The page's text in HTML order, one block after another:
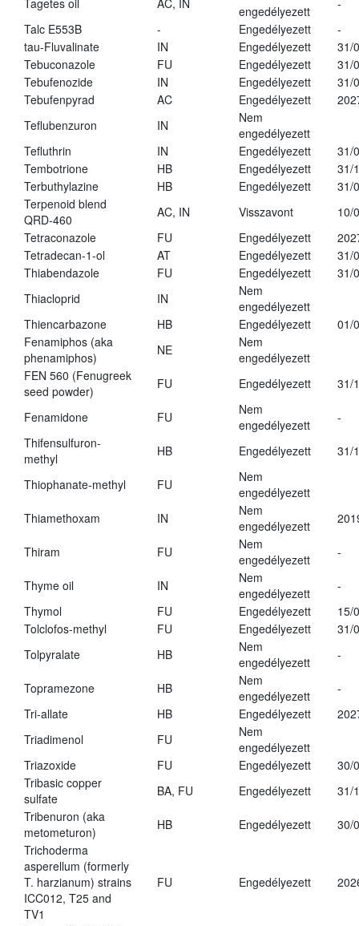
Tagetes oil AC, IN
engedélyezett
-
Talc E553B
- Engedélyezett
-
tau-Fluvalinate
IN Engedélyezett
31/
Tebuconazole
FU Engedélyezett
31/
Tebufenozide
IN Engedélyezett
31/
Tebufenpyrad
AC Engedélyezett
Teflubenzuron
IN
Nem
engedélyezett
Tefluthrin
IN Engedélyezett
31/
Tembotrione
HB Engedélyezett
31/
Terbuthylazine
HB Engedélyezett
31/
Terpenoid blend
QRD-460
AC, IN Visszavont
10/
Tetraconazole
FU Engedélyezett
Tetradecan-1-ol
AT Engedélyezett
31/
Thiabendazole
FU Engedélyezett
31/
Thiacloprid
IN
Nem
engedélyezett
Thiencarbazone
HB Engedélyezett
01/
Fenamiphos (aka
phenamiphos)
NE
Nem
engedélyezett
FEN 560 (Fenugreek
seed powder)
FU Engedélyezett 31/
Fenamidone FU
Nem
engedélyezett
-
Thifensulfuron-
methyl
HB Engedélyezett 31/
Thiophanate-methyl FU
Nem
engedélyezett
Thiamethoxam
IN
Nem
engedélyezett
Thiram FU
Nem
engedélyezett
-
Thyme oil IN
Nem
engedélyezett
-
Thymol
FU Engedélyezett
15/
Tolclofos-methyl
FU Engedélyezett
31/
Tolpyralate
HB
Nem
engedélyezett
-
Topramezone HB
Nem
engedélyezett
-
Tri-allate
HB Engedélyezett
Triadimenol
FU
Nem
engedélyezett
Triazoxide
FU Engedélyezett
30/
Tribasic copper
sulfate
BA, FU Engedélyezett
31/
Tribenuron (aka
metometuron)
HB Engedélyezett
30/
Trichoderma
asperellum (formerly
T. harzianum) strains
ICC012, T25 and
TV1
FU Engedélyezett